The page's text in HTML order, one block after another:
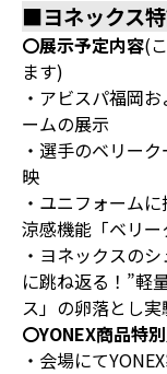
■ヨネックス
〇展示予定内容(
ます)
・アビスパ福岡
ームの展示
・選手のベリー
映
・ユニフォーム
涼感機能「ベリー
・ヨネックスの
に跳ね返る！”軽
ス」の卵落とし実
〇YONEX商品特
・会場にて